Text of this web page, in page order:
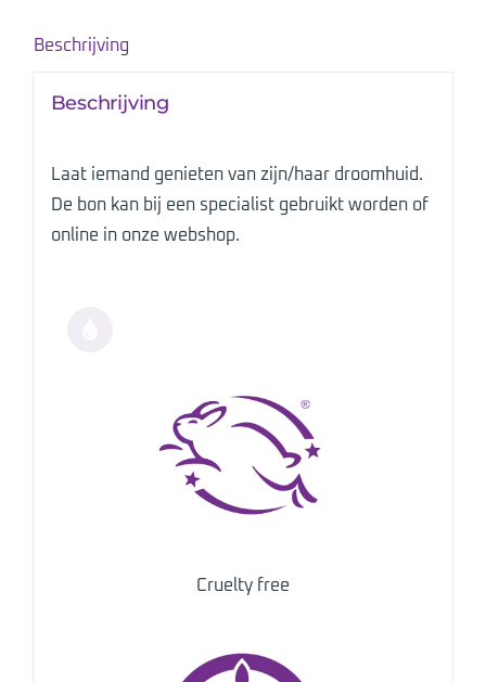
Beschrijving
Beschrijving
Laat iemand genieten van zijn/haar droomhuid.
De bon kan bij een specialist gebruikt worden of
online in onze webshop.
Cruelty free